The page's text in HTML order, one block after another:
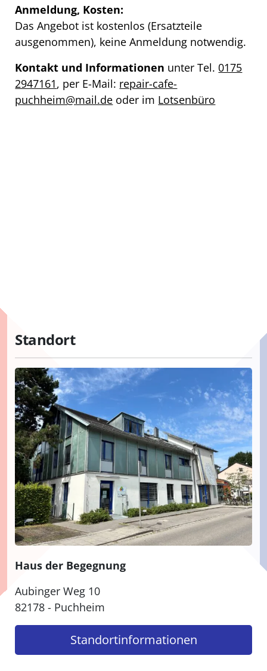
Anmeldung, Kosten:
Das Angebot ist kostenlos (Ersatzteile
ausgenommen), keine Anmeldung notwendig.
Kontakt und Informationen unter Tel. 0175
2947161, per E-Mail: repair-cafe-
puchheim@mail.de oder im Lotsenbüro
Standort
Haus der Begegnung
Aubinger Weg 10
82178 - Puchheim
Standort­informationen